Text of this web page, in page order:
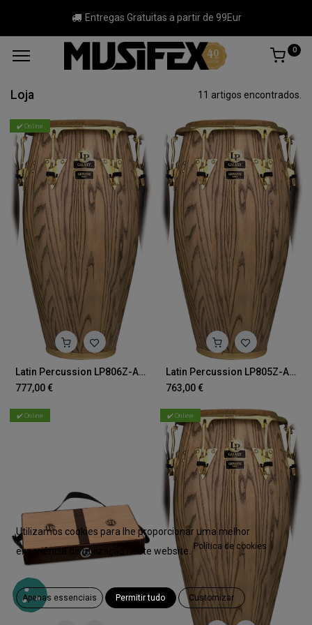
Entregas Gratuitas a partir de 99Eur
0
Loja 11 artigos encontrados.
Latin Percussion LP806Z-AW Giovanni Galaxy 11 3/4" Conga
777,00€
✔️ Online
Latin Percussion LP805Z-AW Giovanni Galaxy 11" Quinto
763,00€
✔️ Online ✔️ Online
Utilizamos cookies para lhe proporcionar uma melhor
experiência de utilização neste website.
Política de cookies
Apenas essenciais Permitir tudo Customizar